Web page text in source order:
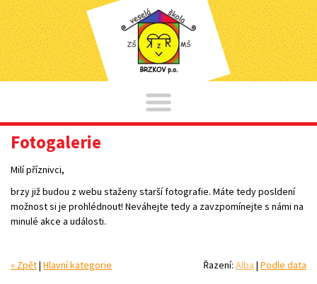
Fotogalerie
Milí příznivci,
brzy již budou z webu staženy starší fotografie. Máte tedy posldení
možnost si je prohlédnout! Neváhejte tedy a zavzpomínejte s námi na
minulé akce a události.
Řazení: Alba | Podle data
« Zpět| Hlavní kategorie